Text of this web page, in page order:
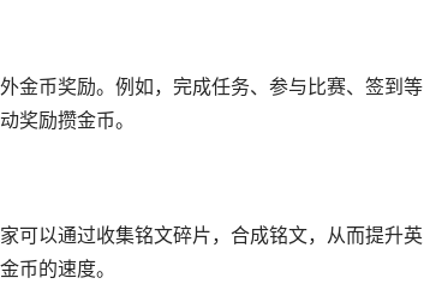
金币奖励。例如，完成任务、参与比赛、签到等
奖励攒金币。
可以通过收集铭文碎片，合成铭文，从而提升英
币的速度。